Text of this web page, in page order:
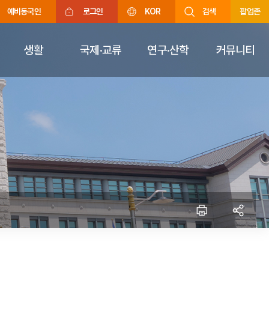
예비동국인 로그인 KOR 검색 팝업존
생활 국제·교류 연구·산학 커뮤니티